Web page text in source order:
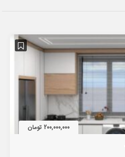
200,000,000 تومان